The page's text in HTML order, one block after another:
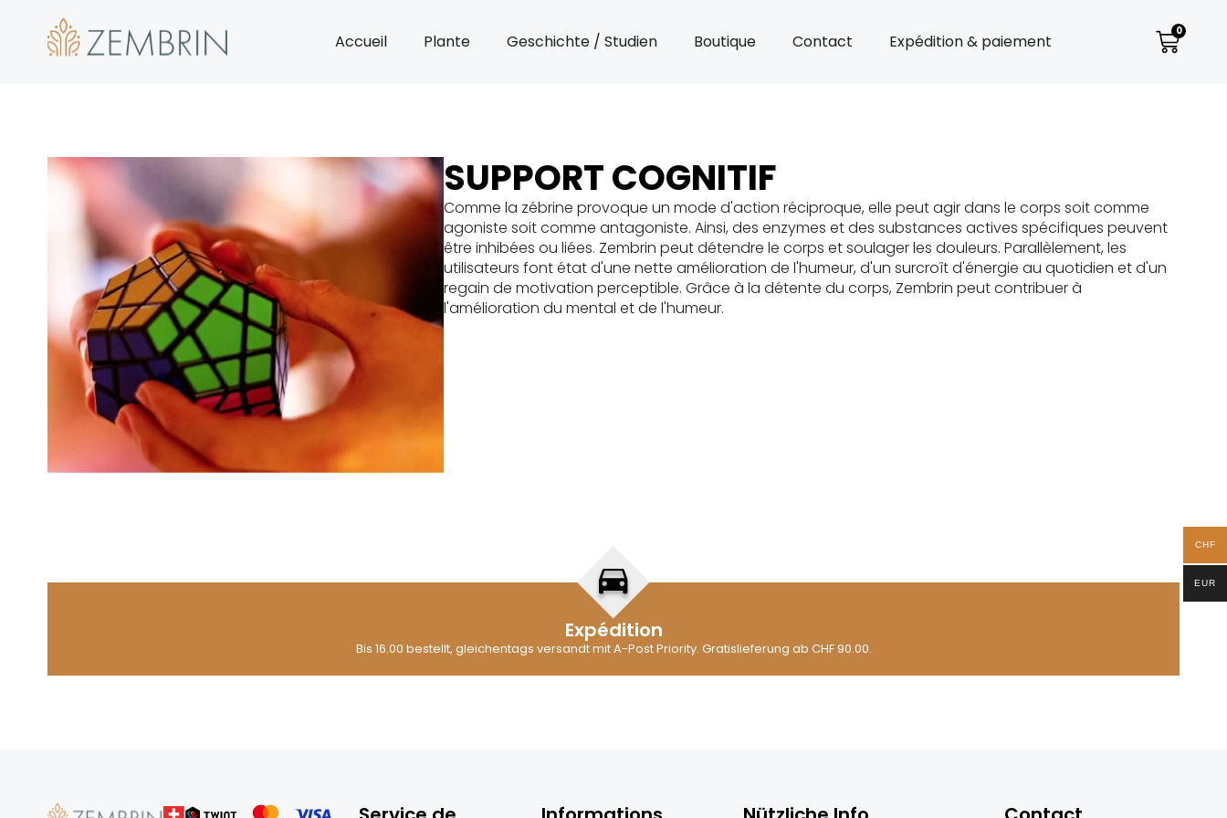
Accueil Plante Geschichte / Studien Boutique Contact Expédition & paiement
0
SUPPORT COGNITIF
Comme la zébrine provoque un mode d'action réciproque, elle peut agir dans le corps soit comme
agoniste soit comme antagoniste. Ainsi, des enzymes et des substances actives spécifiques peuvent
être inhibées ou liées. Zembrin peut détendre le corps et soulager les douleurs. Parallèlement, les
utilisateurs font état d'une nette amélioration de l'humeur, d'un surcroît d'énergie au quotidien et d'un
regain de motivation perceptible. Grâce à la détente du corps, Zembrin peut contribuer à
l'amélioration du mental et de l'humeur.
Expédition
Bis 16.00 bestellt, gleichentags versandt mit A-Post Priority. Gratislieferung ab CHF 90.00.
CHF
EUR